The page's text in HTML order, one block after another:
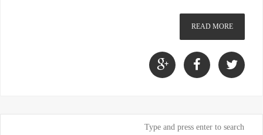
READ MORE